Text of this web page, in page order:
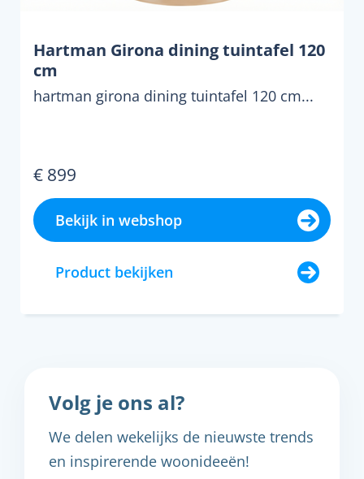
Hartman Girona dining tuintafel 120
cm
hartman girona dining tuintafel 120 cm...
€ 899
Bekijk in webshop
Product bekijken
Volg je ons al?
We delen wekelijks de nieuwste trends
en inspirerende woonideeën!